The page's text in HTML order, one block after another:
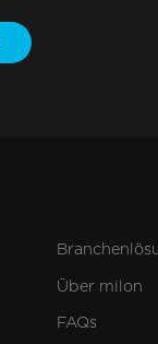
Über milon
FAQs